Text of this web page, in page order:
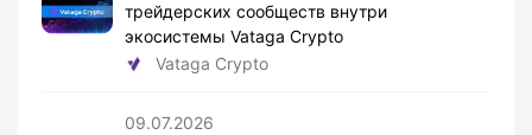
трейдерских сообществ внутри
экосистемы Vataga Crypto
Vataga Crypto
09.07.2026